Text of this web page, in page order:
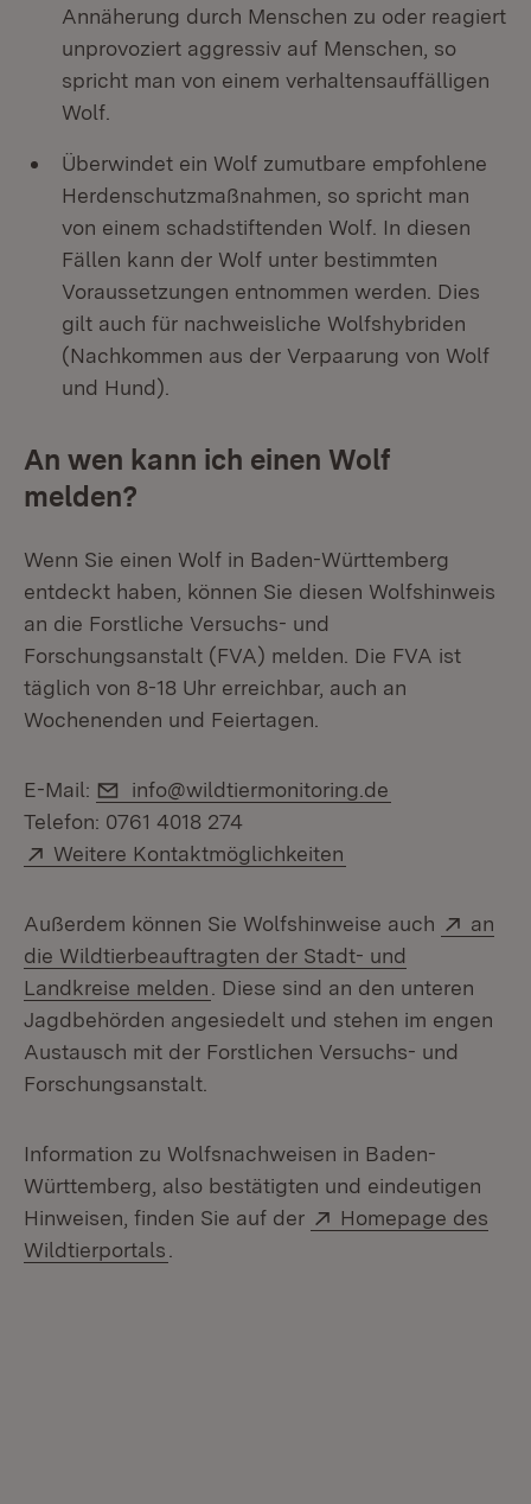
Annäherung durch Menschen zu oder reagiert
unprovoziert aggressiv auf Menschen, so
spricht man von einem verhaltensauffälligen
Wolf.
Überwindet ein Wolf zumutbare empfohlene
Herdenschutzmaßnahmen, so spricht man
von einem schadstiftenden Wolf. In diesen
Fällen kann der Wolf unter bestimmten
Voraussetzungen entnommen werden. Dies
gilt auch für nachweisliche Wolfshybriden
(Nachkommen aus der Verpaarung von Wolf
und Hund).
An wen kann ich einen Wolf
melden?
Wenn Sie einen Wolf in Baden-Württemberg
entdeckt haben, können Sie diesen Wolfshinweis
an die Forstliche Versuchs- und
Forschungsanstalt (FVA) melden. Die FVA ist
täglich von 8-18 Uhr erreichbar, auch an
Wochenenden und Feiertagen.
E-Mail: E-Mail:
info@wildtiermonitoring.de
Telefon: 0761 4018 274
Extern:
Weitere Kontaktmöglichkeiten
Außerdem können Sie Wolfshinweise auch
an
die Wildtierbeauftragten der Stadt- und
Landkreise melden (Öffnet in neuem Fenster)
. Diese sind an den unteren
Jagdbehörden angesiedelt und stehen im engen
Austausch mit der Forstlichen Versuchs- und
Forschungsanstalt.
Information zu Wolfsnachweisen in Baden-
Württemberg, also bestätigten und eindeutigen
Hinweisen, finden Sie auf der
Extern:
Homepage des
Wildtierportals